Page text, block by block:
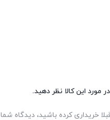
مورد این کالا نظر دهید.
خریداری کرده باشید، دیدگاه